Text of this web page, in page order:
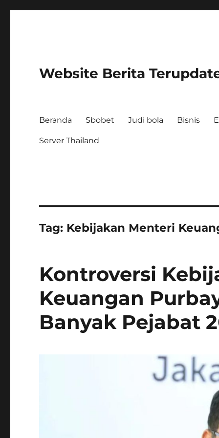
Website Berita
Beranda Sbobet Judi bola Bisnis
Server Thailand
Tag: Kebijakan Menteri
Kontroversi
Keuangan
Banyak Pejabat